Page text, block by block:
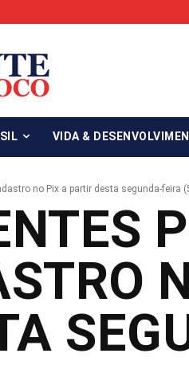
VIDA &
no Pix a partir desta segunda-feira